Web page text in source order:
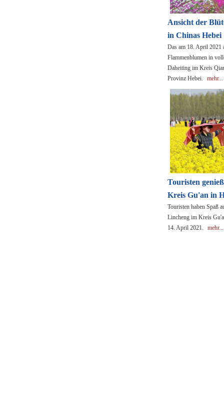
Ansicht der
in Chinas Hebei
Das am 18. April 2021
Flammenblumen in
Daheiting im Kreis
Provinz Hebei.
mehr...
Touristen
Kreis Gu'an in
Touristen haben Spaß
Lincheng im Kreis
14. April 2021.
mehr...